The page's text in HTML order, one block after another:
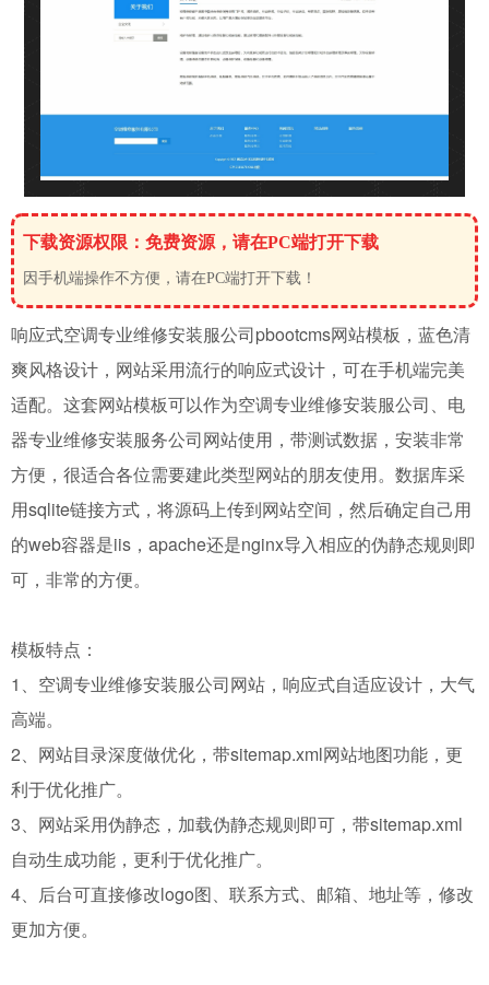
下载资源权限：免费资源，请在PC端打开下载
因手机端操作不方便，请在PC端打开下载！
响应式空调专业维修安装服公司pbootcms网站模板，蓝色清
爽风格设计，网站采用流行的响应式设计，可在手机端完美
适配。这套网站模板可以作为空调专业维修安装服公司、电
器专业维修安装服务公司网站使用，带测试数据，安装非常
方便，很适合各位需要建此类型网站的朋友使用。数据库采
用sqlite链接方式，将源码上传到网站空间，然后确定自己用
的web容器是iis，apache还是nginx导入相应的伪静态规则即
可，非常的方便。
模板特点：
1、 空调专业维修安装服公司网站，响应式自适应设计，大气
高端。
2、网站目录深度做优化，带sitemap.xml网站地图功能，更
利于优化推广。
3、网站采用伪静态，加载伪静态规则即可，带sitemap.xml
自动生成功能，更利于优化推广。
4、后台可直接修改logo图、联系方式、邮箱、地址等，修改
更加方便。